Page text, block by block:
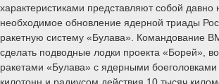
характеристиками представляют собой давно
необходимое обновление ядерной триады
ракетную систему «Булава». Командование
сделать подводные лодки проекта «Борей»,
ракетами «Булава» с ядерными